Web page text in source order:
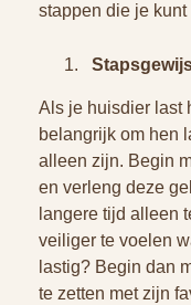
stappen die je kunt
Als je huisdier last
belangrijk om hen
alleen zijn. Begin
en verleng deze
langere tijd alleen
veiliger te voelen
lastig? Begin dan
te zetten met zijn